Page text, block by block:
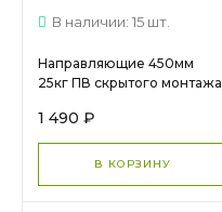
В наличии: 15 шт.
Направляющие 450мм
25кг ПВ скрытого монтажа
арт.17258 МС 1791
1 490 ₽
В КОРЗИНУ